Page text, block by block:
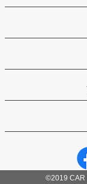
©2019 CAR